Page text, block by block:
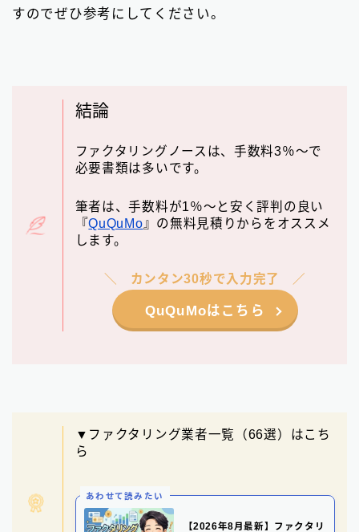
▼無料の見積もりがオススメ
すのでぜひ参考にしてください。
結論
ファクタリングノースは、手数料3％〜で
必要書類は多いです。
筆者は、手数料が1％～と安く評判の良い
『QuQuMo 』の無料見積りからをオススメ
します。
カンタン30秒で入力完了
QuQuMoはこちら
▼ファクタリング業者一覧（66選）はこち
ら
あわせて読みたい
【2026年8月最新】ファクタリ